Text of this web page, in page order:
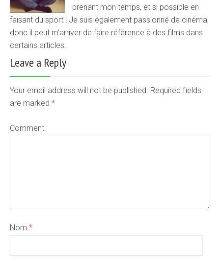
prenant mon temps, et si possible en
faisant du sport ! Je suis également passionné de cinéma,
donc il peut m'arriver de faire référence à des films dans
certains articles.
Leave a Reply
Your email address will not be published. Required fields
are marked *
Comment
Nom *